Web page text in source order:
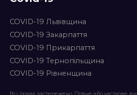
COVID-19 Львівщина
COVID-19 Закарпаття
COVID-19 Прикарпаття
COVID-19 Тернопільщина
COVID-19 Рівненщина